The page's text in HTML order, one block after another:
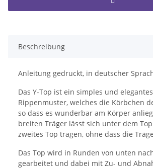
Beschreibung
Anleitung gedruckt, in deutscher
Das Y-Top ist ein simples und
Rippenmuster, welches die Körbchen
so dass es wunderbar am Körper
breiten Träger lässt sich unter dem
zweites Top tragen, ohne dass die
Das Top wird in Runden von unten
gearbeitet und dabei mit Zu- und